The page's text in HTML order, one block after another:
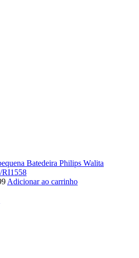
Batedeira Philips Walita
RI1558
Adicionar ao carrinho